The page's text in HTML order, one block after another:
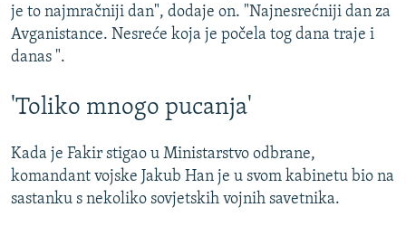
je to najmračniji dan", dodaje on. "Najnesrećniji dan za
Avganistance. Nesreće koja je počela tog dana traje i
danas ".
'Toliko mnogo pucanja'
Kada je Fakir stigao u Ministarstvo odbrane,
komandant vojske Jakub Han je u svom kabinetu bio na
sastanku s nekoliko sovjetskih vojnih savetnika.